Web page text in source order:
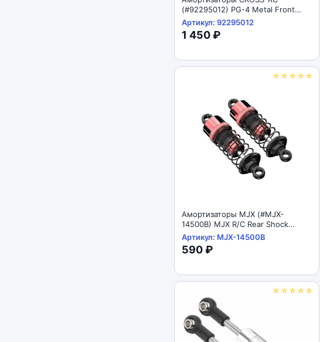
(#92295012) PG-4 Metal Front
Shock 98mm
Артикул: 92295012
1 450 ₽
☆☆☆☆☆
Амортизаторы MJX (#MJX-
14500B) MJX R/C Rear Shock
Absorbers 1/14
Артикул: MJX-14500B
590 ₽
☆☆☆☆☆